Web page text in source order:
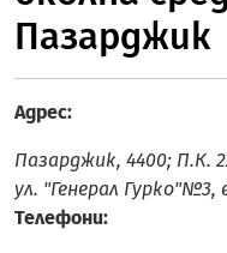
Пазарджик
Адрес:
Пазарджик, 4400; П.К.
ул. "Генерал Гурко"№3,
Телефони: